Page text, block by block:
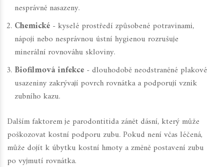
nesprávně nasazeny.
Chemické - kyselé prostředí způsobené potravinami,
nápoji nebo nesprávnou ústní hygienou rozrušuje
minerální rovnováhu skloviny.
Biofilmová infekce - dlouhodobě neodstraněné plakové
usazeniny zakrývají povrch rovnátka a podporují vznik
zubního kazu.
Dalším faktorem je parodontitidazánět dásní, který může
poškozovat kostní podporu zubu. Pokud není včas léčená,
může dojít k úbytku kostní hmoty a změně postavení zubu
po vyjmutí rovnátka.